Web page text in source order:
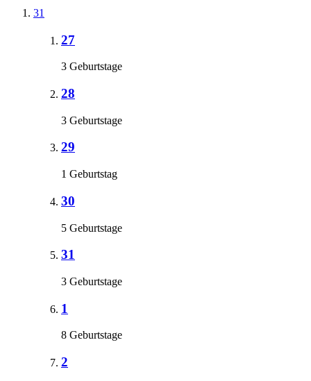
31
27
3 Geburtstage
28
3 Geburtstage
29
1 Geburtstag
30
5 Geburtstage
31
3 Geburtstage
1
8 Geburtstage
2